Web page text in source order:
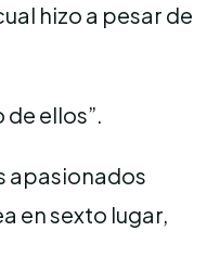
hizo a pesar de
ellos”.
apasionados
en sexto lugar,